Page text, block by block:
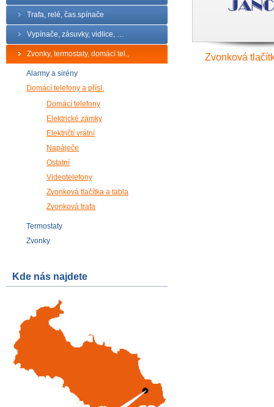
Trafa, relé, čas.spínače
Vypínače, zásuvky, vidlice, …
Zvonky, termostaty, domácí tel.,
Alarmy a sirény
Domácí telefony a přísl.
Domácí telefony
Elektrické zámky
Električtí vrátní
Napáječe
Ostatní
Videotelefony
Zvonková tlačítka a tabla
Zvonková trafa
Termostaty
Zvonky
Kde nás najdete
Zvonková